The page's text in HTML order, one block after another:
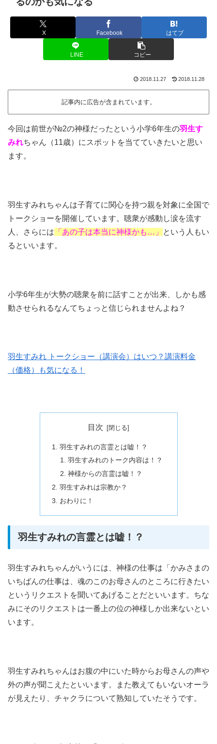
X Facebook はてブ
LINE コピー
2018.11.27 2018.11.28
記事内に広告が含まれています。
今回は前世が№2の神様だったという小学6年生の羽生す
みれちゃん（11歳）にスポットを当てていきたいと思い
ます。
羽生すみれちゃんは子育てに関心を持つ親を対象に全国で
トークショーを開催しています。聴衆が感動し涙を流す
人、さらには 「あの子は本当に神様かも…」
という人もい
るといいます。
小学6年生が大勢の聴衆を前に話すことが出来、しかも感
動させられるなんてちょっと信じられませんよね？
羽生すみれ トークショー（講演会）はいつ？講演料金
（価格）も気になる！
目次
羽生すみれの言霊とは嘘！？
羽生すみれのトーク内容は！？
神様からの言霊は嘘！？
羽生すみれは宗教か？
おわりに！
羽生すみれの言霊とは嘘！？
羽生すみれちゃんがいうには、神様の仕事は「かみさまの
いちばんの仕事は、魂のこのお母さんのところに行きたい
というリクエストを聞いてあげることだといいます。ちな
みにそのリクエストは一番上の位の神様しか出来ないとい
います。
羽生すみれちゃんはお腹の中にいた時からお母さんの声や
外の声が聞こえたといいます。また教えてもいないオーラ
が見えたり、チャクラについて熟知していたそうです。